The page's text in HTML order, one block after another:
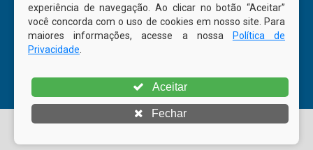
© Copyright 2026 Prefeitura Municipal de Chã Grande | Todos
experiência de navegação. Ao clicar no botão “Aceitar”
você concorda com o uso de cookies em nosso site. Para
maiores informações, acesse a nossa
Política de
Privacidade
Aceitar
Fechar